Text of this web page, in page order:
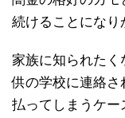
続けることになり
家族に知られた
供の学校に連絡
払ってしまうケー